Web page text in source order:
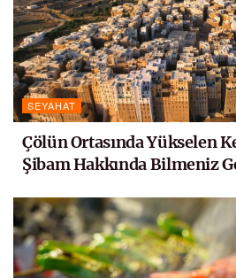
SEYAHAT
Çölün Ortasında Yükselen
Şibam Hakkında Bilmeniz